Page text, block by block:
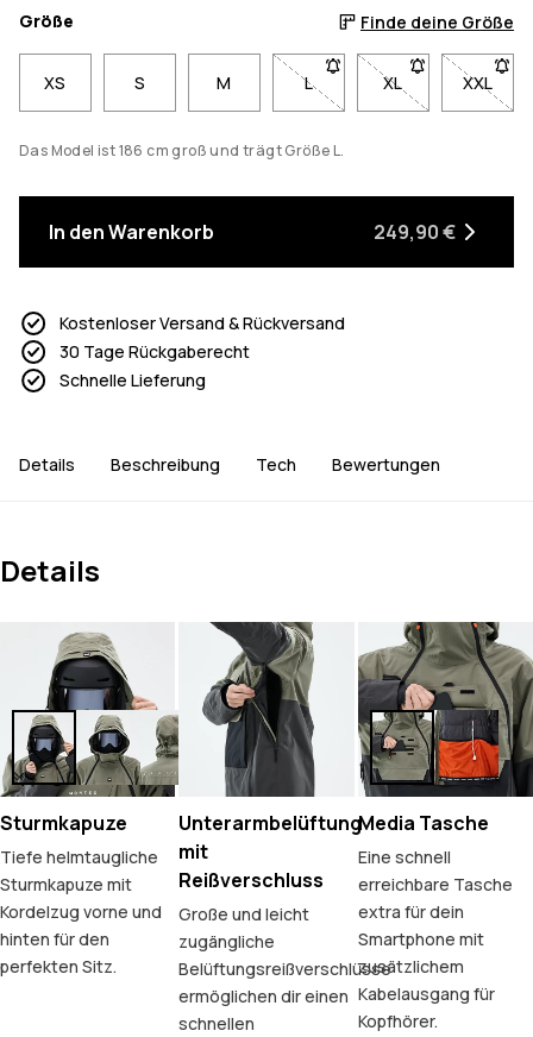
Größe Finde deine Größe
XS S M L- Größe L nicht verfügbar.
XL- Größe XL nicht
XXL
-
Das Model ist 186 cm groß und trägt Größe L.
In den Warenkorb 249,90 €
Kostenloser Versand & Rückversand
30 Tage Rückgaberecht
Schnelle Lieferung
Details Beschreibung Tech Bewertungen
Details
Sturmkapuze
Tiefe helmtaugliche
Sturmkapuze mit
Kordelzug vorne und
hinten für den
perfekten Sitz.
Unterarmbelüftung
mit
Reißverschluss
Große und leicht
zugängliche
Belüftungsreißverschlüsse
ermöglichen dir einen
schnellen
Media Tasche
Eine schnell
erreichbare Tasche
extra für dein
Smartphone mit
zusätzlichem
Kabelausgang für
Kopfhörer.